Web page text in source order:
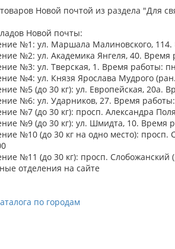
Новой почтой из раздела "Для
Новой почты:
№1: ул. Маршала Малиновского, 114.
№2: ул. Академика Янгеля, 40. Время
№3: ул. Тверская, 1. Время работы:
№4: ул. Князя Ярослава Мудрого
№5 (до 30 кг): ул. Европейская, 20а.
№6: ул. Ударников, 27. Время
№7 (до 30 кг): просп. Александра
№9 (до 30 кг): ул. Шмидта, 10. Время
№10 (до 30 кг на одно место):
№11 (до 30 кг): просп.
отделения на сайте
по городам